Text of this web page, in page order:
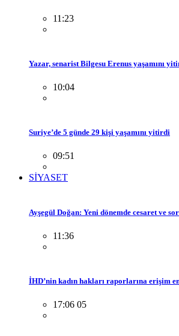
11:23
Yazar, senarist Bilgesu Erenus yaşamını
10:04
Suriye’de 5 günde 29 kişi yaşamını yitirdi
09:51
SİYASET
Ayşegül Doğan: Yeni dönemde cesaret ve
11:36
İHD’nin kadın hakları raporlarına erişim
17:06 05